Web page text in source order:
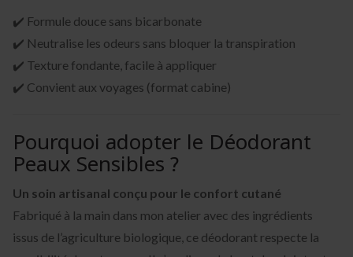
✔️ Formule douce sans bicarbonate
✔️ Neutralise les odeurs sans bloquer la transpiration
✔️ Texture fondante, facile à appliquer
✔️ Convient aux voyages (format cabine)
Pourquoi adopter le Déodorant
Peaux Sensibles ?
Un soin artisanal conçu pour le confort cutané
Fabriqué à la main dans mon atelier avec des ingrédients
issus de l’agriculture biologique, ce déodorant respecte la